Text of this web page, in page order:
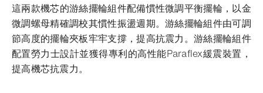
這兩款機芯的游絲擺輪組件配備慣性微調平衡擺輪，以金
微調螺母精確調校其慣性振盪週期。游絲擺輪組件由可調
節高度的擺輪夾板牢牢支撐，提高抗震力。游絲擺輪組件
配置勞力士設計並獲得專利的高性能Paraflex緩震裝置，
提高機芯抗震力。